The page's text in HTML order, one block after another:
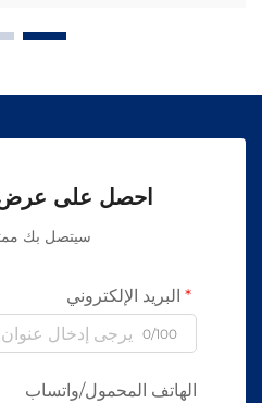
احصل على
سيتصل بك
البريد الإلكتروني
0/100
الهاتف المحمول/واتساب